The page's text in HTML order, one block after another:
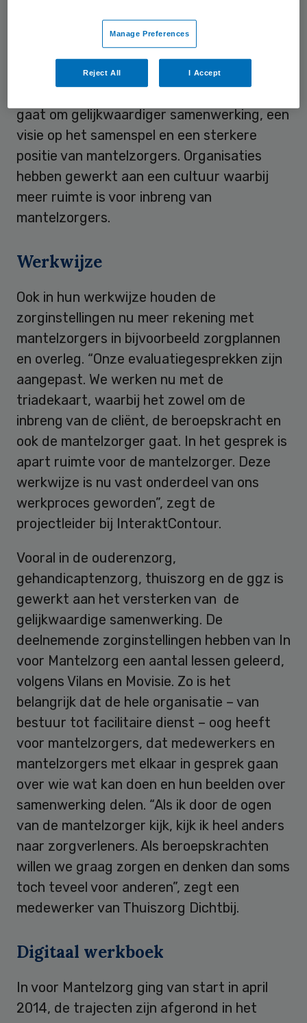
in de care én de cure een jaar lang aan een
betere samenwerking tussen
beroepskrachten en mantelzorgers. De
gaat om gelijkwaardiger samenwerking, een
visie op het samenspel en een sterkere
positie van mantelzorgers. Organisaties
hebben gewerkt aan een cultuur waarbij
meer ruimte is voor inbreng van
mantelzorgers.
Werkwijze
Ook in hun werkwijze houden de
zorginstellingen nu meer rekening met
mantelzorgers in bijvoorbeeld zorgplannen
en overleg. “Onze evaluatiegesprekken zijn
aangepast. We werken nu met de
triadekaart, waarbij het zowel om de
inbreng van de cliënt, de beroepskracht en
ook de mantelzorger gaat. In het gesprek is
apart ruimte voor de mantelzorger. Deze
werkwijze is nu vast onderdeel van ons
werkproces geworden”, zegt de
projectleider bij InteraktContour.
Vooral in de ouderenzorg,
gehandicaptenzorg, thuiszorg en de ggz is
gewerkt aan het versterken van de
gelijkwaardige samenwerking. De
deelnemende zorginstellingen hebben van In
voor Mantelzorg een aantal lessen geleerd,
volgens Vilans en Movisie. Zo is het
belangrijk dat de hele organisatie – van
bestuur tot facilitaire dienst – oog heeft
voor mantelzorgers, dat medewerkers en
mantelzorgers met elkaar in gesprek gaan
over wie wat kan doen en hun beelden over
samenwerking delen. “Als ik door de ogen
van de mantelzorger kijk, kijk ik heel anders
naar zorgverleners. Als beroepskrachten
willen we graag zorgen en denken dan soms
toch teveel voor anderen”, zegt een
medewerker van Thuiszorg Dichtbij.
Digitaal werkboek
In voor Mantelzorg ging van start in april
2014, de trajecten zijn afgerond in het
Manage Preferences
Reject All I Accept